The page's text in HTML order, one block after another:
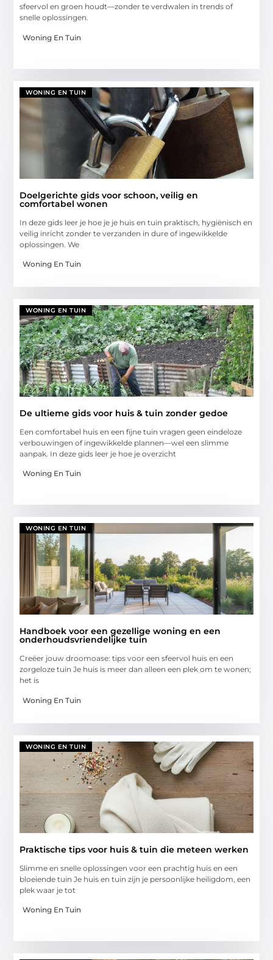
sfeervol en groen houdt—zonder te verdwalen in trends of
snelle oplossingen.
Woning En Tuin
WONING EN TUIN
Doelgerichte gids voor schoon, veilig en
comfortabel wonen
In deze gids leer je hoe je je huis en tuin praktisch, hygiënisch en
veilig inricht zonder te verzanden in dure of ingewikkelde
oplossingen. We
Woning En Tuin
WONING EN TUIN
De ultieme gids voor huis & tuin zonder gedoe
Een comfortabel huis en een fijne tuin vragen geen eindeloze
verbouwingen of ingewikkelde plannen—wel een slimme
aanpak. In deze gids leer je hoe je overzicht
Woning En Tuin
WONING EN TUIN
Handboek voor een gezellige woning en een
onderhoudsvriendelijke tuin
Creëer jouw droomoase: tips voor een sfeervol huis en een
zorgeloze tuin Je huis is meer dan alleen een plek om te wonen;
het is
Woning En Tuin
WONING EN TUIN
Praktische tips voor huis & tuin die meteen werken
Slimme en snelle oplossingen voor een prachtig huis en een
bloeiende tuin Je huis en tuin zijn je persoonlijke heiligdom, een
plek waar je tot
Woning En Tuin